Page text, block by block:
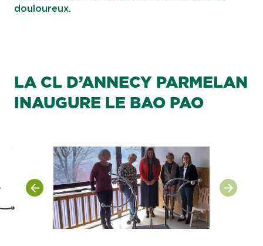
douloureux.
LA CL D’ANNECY PARMELAN
INAUGURE LE BAO PAO